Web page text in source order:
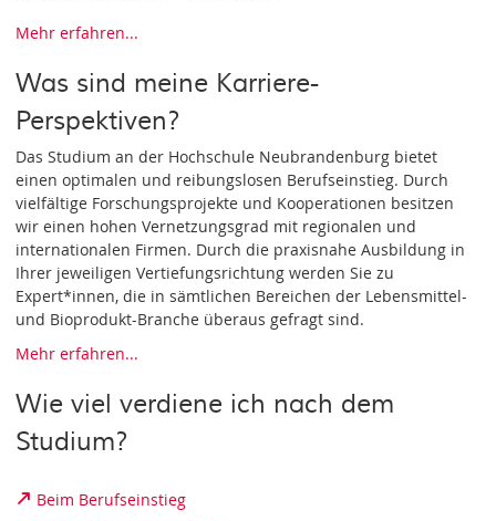
Mehr erfahren...
Was sind meine Karriere-
Perspektiven?
Das Studium an der Hochschule Neubrandenburg bietet
einen optimalen und reibungslosen Berufseinstieg. Durch
vielfältige Forschungsprojekte und Kooperationen besitzen
wir einen hohen Vernetzungsgrad mit regionalen und
internationalen Firmen. Durch die praxisnahe Ausbildung in
Ihrer jeweiligen Vertiefungsrichtung werden Sie zu
Expert*innen, die in sämtlichen Bereichen der Lebensmittel-
und Bioprodukt-Branche überaus gefragt sind.
Mehr erfahren...
Wie viel verdiene ich nach dem
Studium?
Beim Berufseinstieg